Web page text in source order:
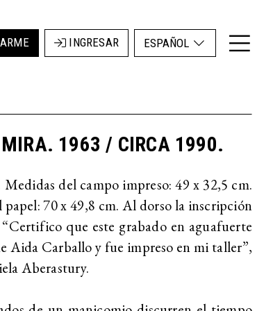
INGRESAR ESPAÑOL
MIRA. 1963 / CIRCA 1990.
del campo impreso: 49 x 32,5 cm.
papel: 70 x 49,8 cm. Al dorso la inscripción
que este grabado en aguafuerte
Aida Carballo y fue impreso en mi taller”,
Aberastury.